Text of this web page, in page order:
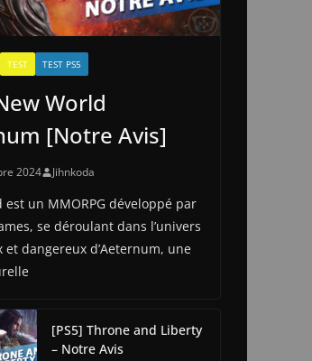
TEST TEST PS5
World
[Notre Avis]
2024 Jihnkoda
est un MMORPG développé par
se déroulant dans l’univers
et dangereux d’Aeternum, une
[PS5] Throne and Liberty
– Notre Avis